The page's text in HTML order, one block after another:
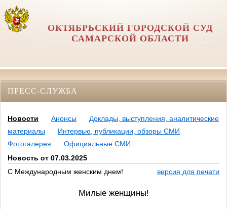
ОКТЯБРЬСКИЙ ГОРОДСКОЙ СУД
САМАРСКОЙ ОБЛАСТИ
ПРЕСС-СЛУЖБА
Новости Анонсы
Доклады, выступления, аналитические
материалы
Интервью, публикации, обзоры СМИ
Фотогалерея
Официальные СМИ
Новость от 07.03.2025
С Международным женским днем!
версия для печати
Милые женщины!